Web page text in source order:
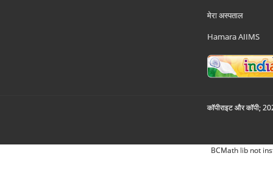
मेरा अस्पताल
Hamara AIIMS
कॉपीराइट और कॉपी;
BCMath lib not